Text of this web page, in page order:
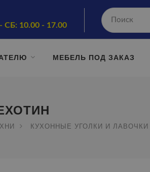
СБ: 10.00 - 17.00
МЕБЕЛЬ ПОД ЗАКАЗ
КУХОННЫЕ УГОЛКИ И ЛАВОЧКИ